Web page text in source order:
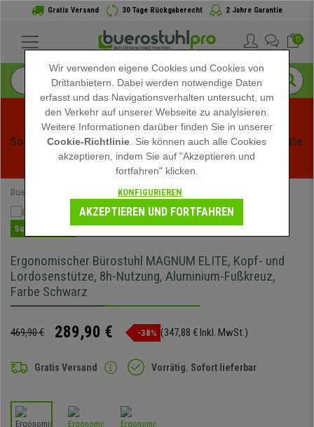
Gratis Versand 30 Tage Rückgaberecht 2 Jahre Garantie
0
Sommerschlussverauf bei buerstuhlpro! Exklusive Rabatte
für kurze Zeit - Aktion ansehen -
Buerostuhlpro Ergonomische Bürostühle
Super Angebot
Ergonomischer Bürostuhl MAGNUM ELITE, Kopf- und
Lordosenstütze, 8h-Nutzung, Aluminium-Fußkreuz,
Farbe Schwarz
469,90 € 289,90 € -38% (347,88 € Inkl. MwSt.)
Gratis Versand Vorrätig. Sofort lieferbar
Wir verwenden eigene Cookies und Cookies von
Drittanbietern. Dabei werden notwendige Daten
erfasst und das Navigationsverhalten untersucht, um
den Verkehr auf unserer Webseite zu analylsieren.
Weitere Informationen darüber finden Sie in unserer
Cookie-Richtlinie . Sie können auch alle Cookies
akzeptieren, indem Sie auf "Akzeptieren und
fortfahren" klicken.
KONFIGURIEREN
AKZEPTIEREN UND FORTFAHREN